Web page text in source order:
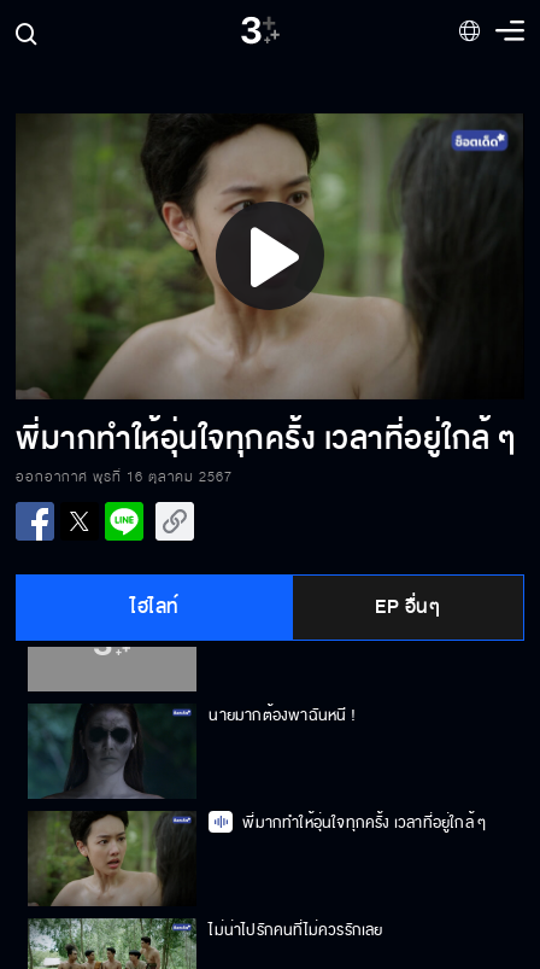
Play
Video
พี่มากทำให้อุ่นใจทุกครั้ง เวลาที่อยู่ใกล้ ๆ
ออกอากาศ พุธที่ 16 ตุลาคม 2567
ไฮไลท์ EP อื่นๆ
จะไม่มีสิ่งใดมาพรากความรักของลูกจากพี่มาก
ได้
นายมากต้องมาอยู่ร่วมเรือนกับฉันสิ
ไม่ว่าจะบุกน้ำลุยไฟ ฉันจะไปกับนายทุกที่
รีบไปกันเถอะ เดี๋ยวใครมาเห็น
นายมากต้องพาฉันหนี !
พี่มากทำให้อุ่นใจทุกครั้ง เวลาที่อยู่ใกล้ ๆ
ไม่น่าไปรักคนที่ไม่ควรรักเลย